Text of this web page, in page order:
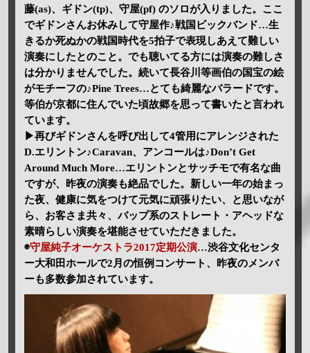
藤(as)、ギドン(tp)、守屋(pf) のソロが入りました。ここ
でギドンさんお休みして守屋作♪戦国ビックバンド…生
きるか死ぬかの戦国時代を5拍子で表現しあえて難しい
演奏にしたとのこと。でも聴いてる方には演奏の難しさ
は分かりませんでした。続いて長谷川等画伯の国宝の絵
がモチーフの♪Pine Trees…とても綺麗なバラードです。
等伯が京都に住んでいた頃故郷を思って書いたと言われ
ています。
▶再びギドンさんを呼び出して4管用にアレンジされた
D.エリントン♪Caravan、アンコールは♪Don’t Get
Around Much More…エリントンとサッチモで有名な曲
ですが、昨夜の演奏も絶品でした。新しい一年の始まっ
た夜、健康に気をつけて元気に頑張りたい、と思いなが
ら、お客さま共々、バップ系のストレート・アヘッドな
素晴らしい演奏を堪能させていただきました。
◉守屋純子オーケストラ2017定期公演…渋谷文化センタ
ー大和田ホールで2月の恒例コンサート、昨夜のメンバ
ーも多数参加されています。